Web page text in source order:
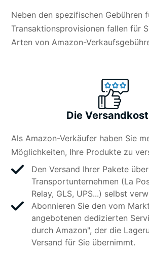
Neben den spezifischen Gebühren
Transaktionsprovisionen fallen für
Arten von Amazon-
Die
Als Amazon-Verkäufer haben Sie
Möglichkeiten, Ihre Produkte zu
Den Versand Ihrer Pakete
Transportunternehmen (La
Relay, GLS, UPS...) selbst
Abonnieren Sie den vom
angebotenen dedizierten
durch Amazon", der die
Versand für Sie übernimmt.